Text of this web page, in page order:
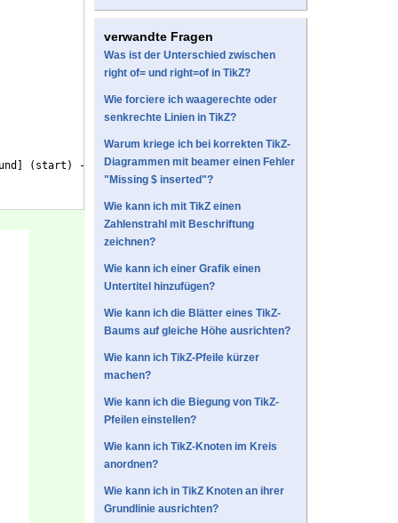
( start ) -- P) -- (stop );
verwandte Fragen
Was ist der Unterschied zwischen
right of= und right=of in TikZ?
Wie forciere ich waagerechte oder
senkrechte Linien in TikZ?
Warum kriege ich bei korrekten TikZ-
Diagrammen mit beamer einen Fehler
"Missing $ inserted"?
Wie kann ich mit TikZ einen
Zahlenstrahl mit Beschriftung
zeichnen?
Wie kann ich einer Grafik einen
Untertitel hinzufügen?
Wie kann ich die Blätter eines TikZ-
Baums auf gleiche Höhe ausrichten?
Wie kann ich TikZ-Pfeile kürzer
machen?
Wie kann ich die Biegung von TikZ-
Pfeilen einstellen?
Wie kann ich TikZ-Knoten im Kreis
anordnen?
Wie kann ich in TikZ Knoten an ihrer
Grundlinie ausrichten?